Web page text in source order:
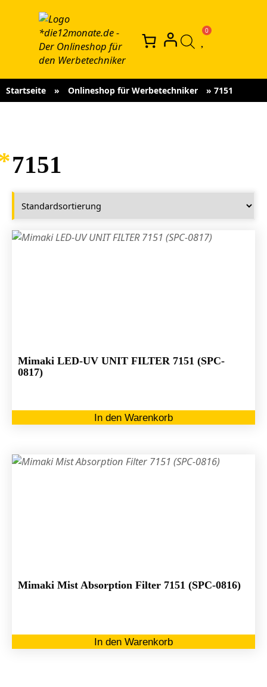
Startseite » Onlineshop für Werbetechniker » 7151
7151
Mimaki LED-UV UNIT FILTER 7151 (SPC-
0817)
In den Warenkorb
Mimaki Mist Absorption Filter 7151 (SPC-0816)
In den Warenkorb